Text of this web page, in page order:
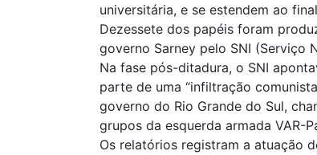
universitária, e se estendem ao
Dezessete dos papéis foram
governo Sarney pelo SNI (Serviço
Na fase pós-ditadura, o SNI
parte de uma “infiltração
governo do Rio Grande do Sul,
grupos da esquerda armada VAR-
Os relatórios registram a atuação